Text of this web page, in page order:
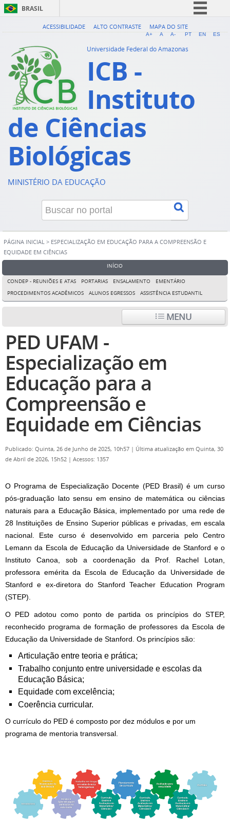
BRASIL
Simplifique!
Acesso à informação
Legislação
Canais
ACESSIBILIDADE ALTO CONTRASTE MAPA DO SITE
A+ A A- PT EN ES
Universidade Federal do Amazonas
ICB -
Instituto
de Ciências
Biológicas
MINISTÉRIO DA EDUCAÇÃO
PÁGINA INICIAL > ESPECIALIZAÇÃO EM EDUCAÇÃO PARA A COMPREENSÃO E
EQUIDADE EM CIÊNCIAS
INÍCIO
CONDEP - REUNIÕES E ATAS PORTARIAS ENSALAMENTO
EMENTÁRIO
PROCEDIMENTOS ACADÊMICOS
ALUNOS EGRESSOS ASSISTÊNCIA ESTUDANTIL
MENU
PED UFAM -
Especialização em
Educação para a
Compreensão e
Equidade em Ciências
Publicado: Quinta, 26 de Junho de 2025, 10h57 | Última atualização em Quinta, 30
de Abril de 2026, 15h52 | Acessos: 1357
O Programa de Especialização Docente (PED Brasil) é um curso
pós-graduação lato sensu em ensino de matemática ou ciências
naturais para a Educação Básica, implementado por uma rede de
28 Instituições de Ensino Superior públicas e privadas, em escala
nacional. Este curso é desenvolvido em parceria pelo Centro
Lemann da Escola de Educação da Universidade de Stanford e o
Instituto Canoa, sob a coordenação da Prof. Rachel Lotan,
professora emérita da Escola de Educação da Universidade de
Stanford e ex-diretora do Stanford Teacher Education Program
(STEP).
O PED adotou como ponto de partida os princípios do STEP,
reconhecido programa de formação de professores da Escola de
Educação da Universidade de Stanford. Os princípios são:
Articulação entre teoria e prática;
Trabalho conjunto entre universidade e escolas da
Educação Básica;
Equidade com excelência;
Coerência curricular.
O currículo do PED é composto por dez módulos e por um
programa de mentoria transversal.